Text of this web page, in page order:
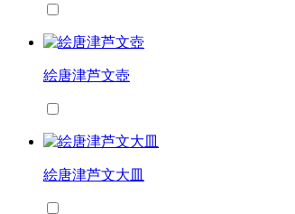
絵唐津芦文壺
絵唐津芦文大皿